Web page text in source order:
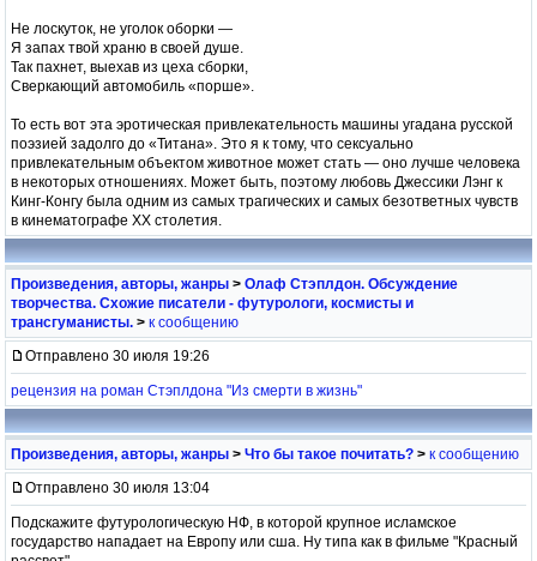
Не лоскуток, не уголок оборки —
Я запах твой храню в своей душе.
Так пахнет, выехав из цеха сборки,
Сверкающий автомобиль «порше».
То есть вот эта эротическая привлекательность машины угадана русской
поэзией задолго до «Титана». Это я к тому, что сексуально
привлекательным объектом животное может стать — оно лучше человека
в некоторых отношениях. Может быть, поэтому любовь Джессики Лэнг к
Кинг-Конгу была одним из самых трагических и самых безответных чувств
в кинематографе ХХ столетия.
Произведения, авторы, жанры > Олаф Стэплдон. Обсуждение
творчества. Схожие писатели - футурологи, космисты и
трансгуманисты. > к сообщению
Отправлено 30 июля 19:26
рецензия на роман Стэплдона "Из смерти в жизнь"
Произведения, авторы, жанры > Что бы такое почитать? > к сообщению
Отправлено 30 июля 13:04
Подскажите футурологическую НФ, в которой крупное исламское
государство нападает на Европу или сша. Ну типа как в фильме "Красный